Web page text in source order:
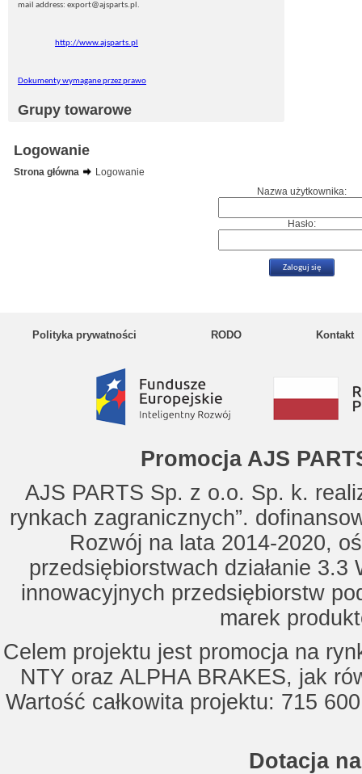
mail address: export@ajsparts.pl.
http://www.ajsparts.pl
Dokumenty wymagane przez prawo
Grupy towarowe
Logowanie
Strona główna
Logowanie
Nazwa użytkownika:
Hasło:
Polityka prywatności RODO Kontakt
Promocja AJS
AJS PARTS Sp. z o.o. Sp. k.
rynkach zagranicznych”.
Rozwój na lata 2014-2020,
przedsiębiorstwach działanie
innowacyjnych przedsiębiorstw
marek
Celem projektu jest promocja na
NTY oraz ALPHA BRAKES, jak
Wartość całkowita projektu: 715
Dotacja